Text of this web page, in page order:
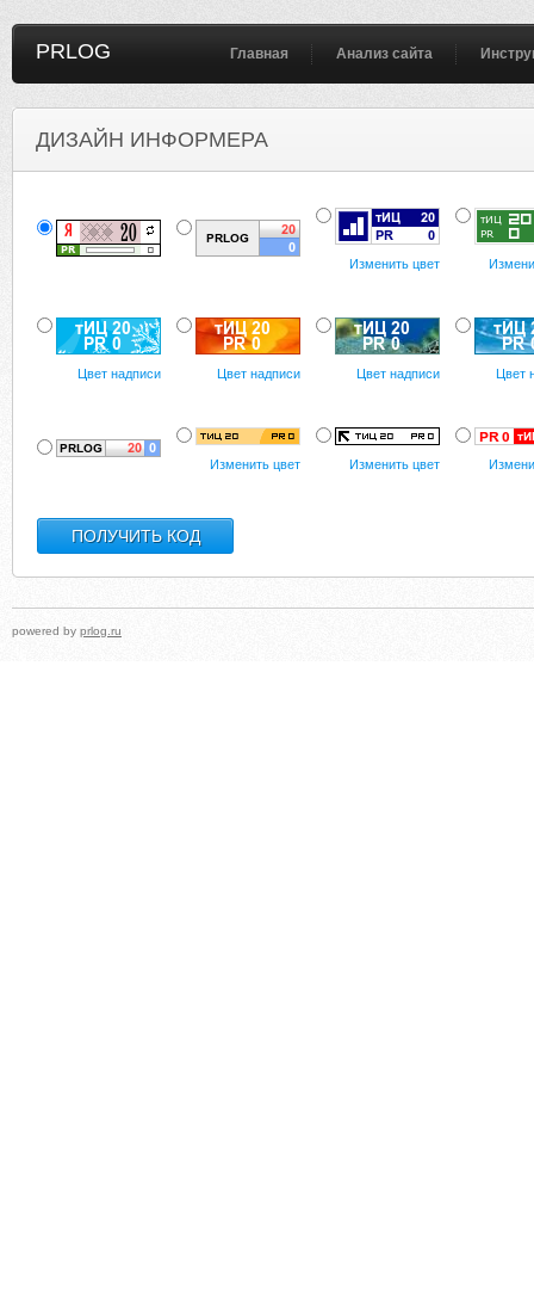
PRLOG Главная Анализ сайта
ДИЗАЙН ИНФОРМЕРА
Изменить цвет
Цвет надписи Цвет надписи Цвет надписи Цвет
Изменить цвет Изменить цвет
powered by prlog.ru